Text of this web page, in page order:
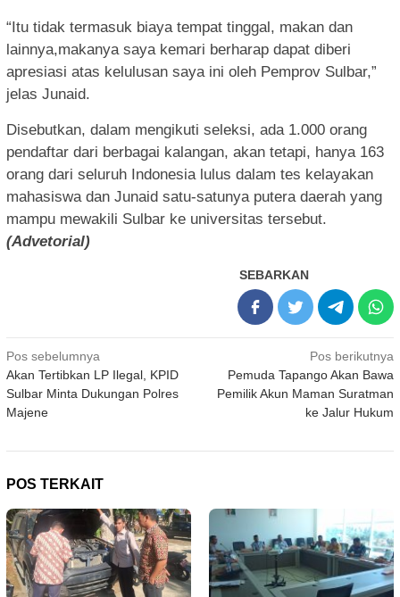
“Itu tidak termasuk biaya tempat tinggal, makan dan
lainnya,makanya saya kemari berharap dapat diberi
apresiasi atas kelulusan saya ini oleh Pemprov Sulbar,”
jelas Junaid.
Disebutkan, dalam mengikuti seleksi, ada 1.000 orang
pendaftar dari berbagai kalangan, akan tetapi, hanya 163
orang dari seluruh Indonesia lulus dalam tes kelayakan
mahasiswa dan Junaid satu-satunya putera daerah yang
mampu mewakili Sulbar ke universitas tersebut.
(Advetorial)
SEBARKAN
Navigasi
pos
Pos sebelumnya
Akan Tertibkan LP Ilegal, KPID
Sulbar Minta Dukungan Polres
Majene
Pos berikutnya
Pemuda Tapango Akan Bawa
Pemilik Akun Maman Suratman
ke Jalur Hukum
POS TERKAIT